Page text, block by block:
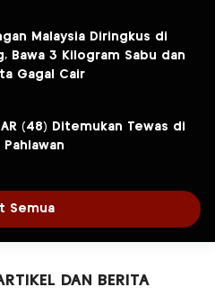
Malaysia Diringkus di
Bawa 3 Kilogram Sabu dan
Gagal Cair
(48) Ditemukan Tewas di
Pahlawan
Semua
DAN BERITA